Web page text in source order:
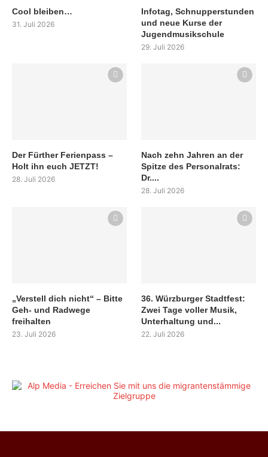
Cool bleiben…
31. Juli 2026
Infotag, Schnupperstunden
und neue Kurse der
Jugendmusikschule
29. Juli 2026
Der Fürther Ferienpass –
Holt ihn euch JETZT!
28. Juli 2026
Nach zehn Jahren an der
Spitze des Personalrats:
Dr....
28. Juli 2026
„Verstell dich nicht“ – Bitte
Geh- und Radwege
freihalten
23. Juli 2026
36. Würzburger Stadtfest:
Zwei Tage voller Musik,
Unterhaltung und...
22. Juli 2026